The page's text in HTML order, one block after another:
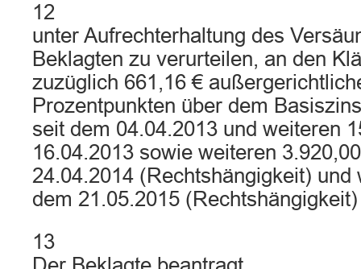
12
unter Aufrechterhaltung des
Beklagten zu verurteilen, an den
zuzüglich 661,16 €
Prozentpunkten über dem
seit dem 04.04.2013 und weiteren
16.04.2013 sowie weiteren
24.04.2014 (Rechtshängigkeit) und
dem 21.05.2015
13